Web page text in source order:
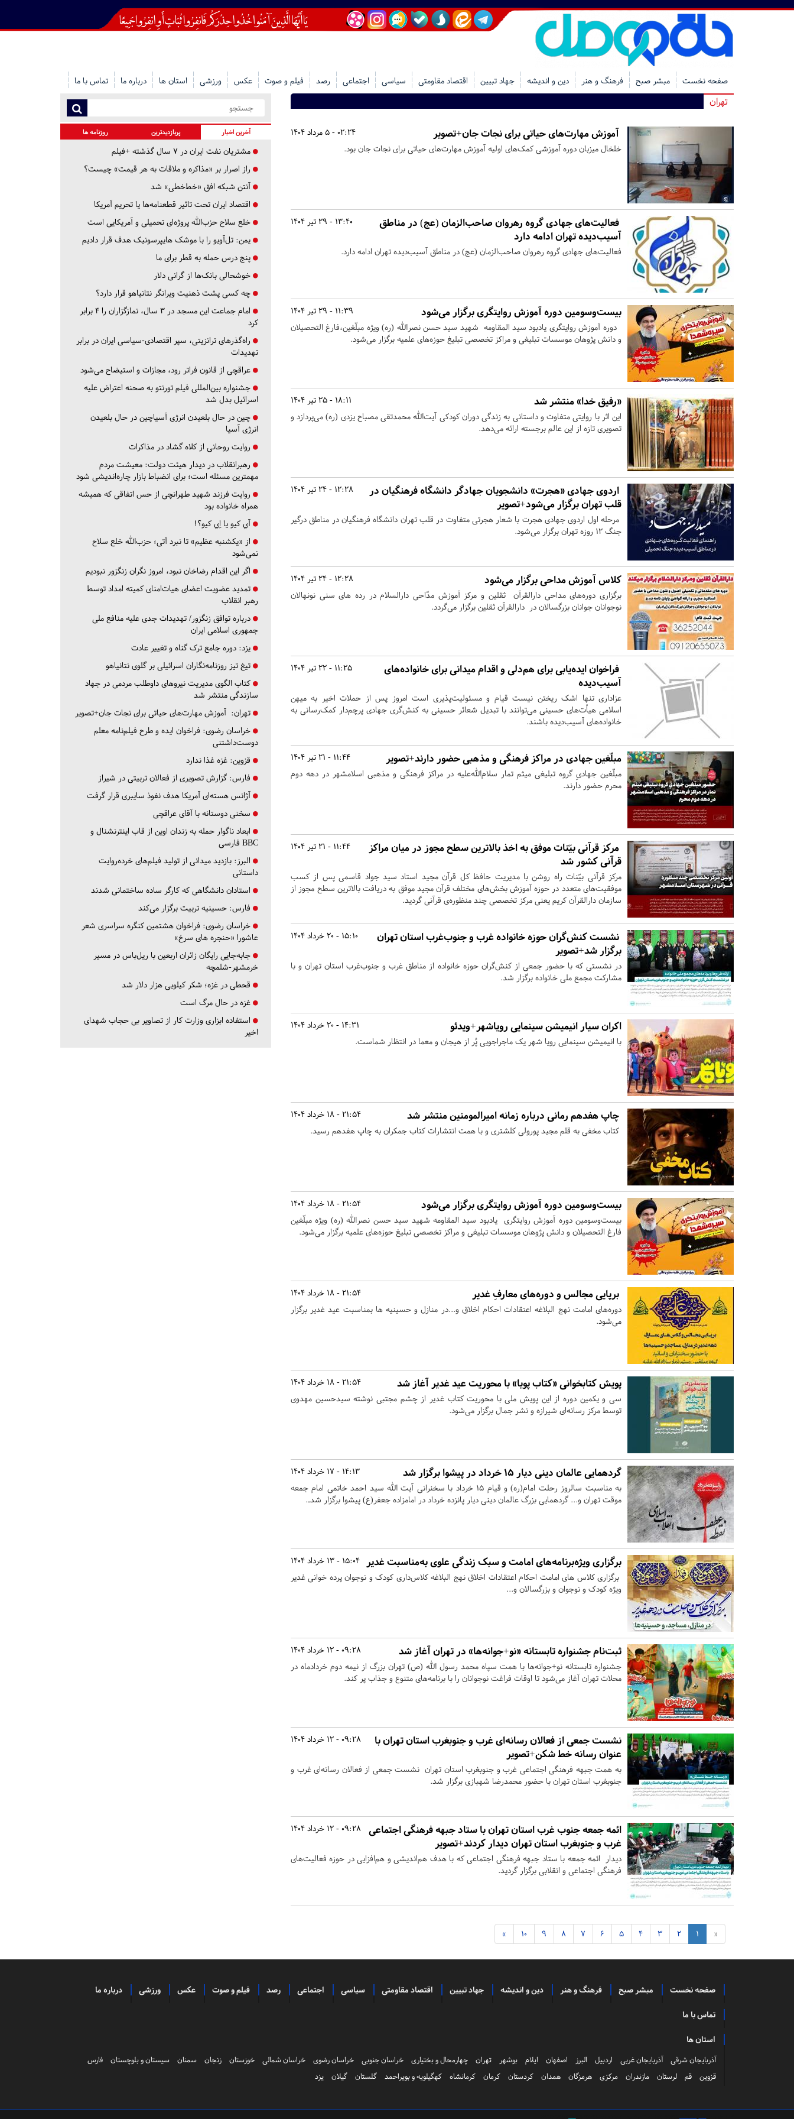
صفحه نخست مبشر صبح فرهنگ و هنر دین و اندیشه جهاد تبیین اقتصاد مقاومتی سیاسی اجتماعی رصد فیلم و صوت عکس ورزشی استان ها درباره ما تماس با ما
تهران
02:24 - 5 مرداد 1404 آموزش مهارت‌های حیاتی برای نجات جان+تصویر
خلخال میزبان دوره آموزشی کمک‌های اولیه آموزش مهارت‌های حیاتی برای نجات جان بود.
13:40 - 29 تیر 1404
فعالیت‌های جهادی گروه رهروان صاحب‌الزمان (عج) در مناطق
آسیب‌دیده تهران ادامه دارد
فعالیت‌های جهادی گروه رهروان صاحب‌الزمان (عج) در مناطق آسیب‌دیده تهران ادامه دارد.
11:39 - 29 تیر 1404 بیست‌وسومین دوره آموزش روایتگری برگزار می‌شود
دوره آموزش روایتگری یادبود سید المقاومه شهید سید حسن نصرالله (ره) ویژه مبلّغین،فارغ التحصیلان
و دانش پژوهان موسسات تبلیغی و مراکز تخصصی تبلیغ حوزه‌های علمیه برگزار می‌شود.
18:11 - 25 تیر 1404 «رفیق خدا» منتشر شد
این اثر با روایتی متفاوت و داستانی به زندگی دوران کودکی آیت‌الله محمدتقی مصباح یزدی (ره) می‌پردازد و
تصویری تازه از این عالم برجسته ارائه می‌دهد.
12:28 - 24 تیر 1404
اردوی جهادی «هجرت» دانشجویان جهادگر دانشگاه فرهنگیان در
قلب تهران برگزار می‌شود+تصویر
مرحله اول اردوی جهادی هجرت با شعار هجرتی متفاوت در قلب تهران دانشگاه فرهنگیان در مناطق درگیر
جنگ ۱۲ روزه تهران برگزار می‌شود.
12:28 - 24 تیر 1404 کلاس آموزش مداحی برگزار می‌شود
برگزاری دوره‌های مداحی دارالقرآن ثقلین و مرکز آموزش مدّاحی دارالسلام در رده های سنی نونهالان
نوجوانان جوانان بزرگسالان در دارالقرآن ثقلین برگزار می‌گردد.
11:25 - 22 تیر 1404
فراخوان ایده‌یابی برای هم‌دلی و اقدام میدانی برای خانواده‌های
آسیب‌دیده
عزاداری تنها اشک ریختن نیست قیام و مسئولیت‌پذیری است امروز پس از حملات اخیر به میهن
اسلامی هیأت‌های حسینی می‌توانند با تبدیل شعائر حسینی به کنش‌گری جهادی پرچم‌دار کمک‌رسانی به
خانواده‌های آسیب‌دیده باشند.
11:44 - 21 تیر 1404 مبلّغین جهادی در مراکز فرهنگی و مذهبی حضور دارند+تصویر
مبلّغین جهادیِ گروه تبلیغی میثم تمار سلام‌الله‌علیه در مراکز فرهنگی و مذهبی اسلامشهر در دهه دوم
محرم حضور دارند.
11:44 - 21 تیر 1404
مرکز قرآنی بیّنات موفق به اخذ بالاترین سطح مجوز در میان مراکز
قرآنی کشور شد
مرکز قرآنی بیّنات راه روشن با مدیریت حافظ کل قرآن مجید استاد سید جواد قاسمی پس از کسب
موفقیت‌های متعدد در حوزه آموزش بخش‌های مختلف قرآن مجید موفق به دریافت بالاترین سطح مجوز از
سازمان دارالقرآن کریم یعنی مرکز تخصصی چند منظوره‌ی قرآنی گردید.
15:10 - 20 خرداد 1404
نشست کنش‌گران حوزه خانواده غرب و جنوب‌غرب استان تهران
برگزار شد+تصویر
در نشستی که با حضور جمعی از کنش‌گران حوزه خانواده از مناطق غرب و جنوب‌غرب استان تهران و با
مشارکت مجمع ملی خانواده برگزار شد.
14:31 - 20 خرداد 1404 اکران سیار انیمیشن سینمایی رویاشهر+ویدئو
با انیمیشن سینمایی رویا شهر یک ماجراجویی پُر از هیجان و معما در انتظار شماست.
21:54 - 18 خرداد 1404 چاپ هفدهم رمانی درباره زمانه امیرالمومنین منتشر شد
کتاب مخفی به قلم مجید پورولی کلشتری و با همت انتشارات کتاب جمکران به چاپ هفدهم رسید.
21:54 - 18 خرداد 1404 بیست‌وسومین دوره آموزش روایتگری برگزار می‌شود
بیست‌وسومین دوره آموزش روایتگری یادبود سید المقاومه شهید سید حسن نصرالله (ره) ویژه مبلّغین
فارغ التحصیلان و دانش پژوهان موسسات تبلیغی و مراکز تخصصی تبلیغ حوزه‌های علمیه برگزار می‌شود.
21:54 - 18 خرداد 1404 برپایی مجالس و دوره‌های معارفِ غدیر
دوره‌های امامت نهج البلاغه اعتقادات احکام اخلاق و...در منازل و حسینیه ها بمناسبت عید غدیر برگزار
می‌شود.
21:54 - 18 خرداد 1404 پویش کتابخوانی «کتاب پویا» با محوریت عید غدیر آغاز شد
سی و یکمین دوره از این پویش ملی با محوریت کتاب غدیر از چشم مجتبی نوشته سیدحسین مهدوی
توسط مرکز رسانه‌ای شیرازه و نشر جمال برگزار می‌شود.
14:13 - 17 خرداد 1404 گردهمایی عالمان دینی دیار ۱۵ خرداد در پیشوا برگزار شد
به مناسبت سالروز رحلت امام(ره) و قیام ۱۵ خرداد با سخنرانی آیت الله سید احمد خاتمی امام جمعه
موقت تهران و... گردهمایی بزرگ عالمان دینی دیار پانزده خرداد در امامزاده جعفر(ع) پیشوا برگزار شدـ.
15:04 - 13 خرداد 1404 برگزاری ویژه‌برنامه‌های امامت و سبک زندگی علوی به‌مناسبت غدیر
برگزاری کلاس های امامت احکام اعتقادات اخلاق نهج البلاغه کلاس‌داری کودک و نوجوان پرده خوانی غدیر
ویژه کودک و نوجوان و بزرگسالان و...
09:28 - 12 خرداد 1404 ثبت‌نام جشنواره تابستانه «نو+جوانه‌ها» در تهران آغاز شد
جشنواره تابستانه نو+جوانه‌ها با همت سپاه محمد رسول الله (ص) تهران بزرگ از نیمه دوم خردادماه در
محلات تهران آغاز می‌شود تا اوقات فراغت نوجوانان را با برنامه‌های متنوع و جذاب پر کند.
09:28 - 12 خرداد 1404
نشست جمعی از فعالان رسانه‌ای غرب و جنوبغرب استان تهران با
عنوان رسانه خط شکن+تصویر
به همت جبهه فرهنگی‌ اجتماعی غرب و جنوبغرب استان تهران نشست جمعی از فعالان رسانه‌ای غرب و
جنوبغرب استان تهران با حضور محمدرضا شهبازی برگزار شد.
09:28 - 12 خرداد 1404
ائمه جمعه جنوب غرب استان تهران با ستاد جبهه فرهنگی اجتماعی
غرب و جنوبغرب استان تهران دیدار کردند+تصویر
دیدار ائمه جمعه با ستاد جبهه فرهنگی اجتماعی که با هدف هم‌اندیشی و هم‌افزایی در حوزه فعالیت‌های
فرهنگی اجتماعی و انقلابی برگزار گردید.
«
1
2
3
4
5
6
7
8
9
10
»
آخرین اخبار پربازدیدترین روزنامه ها
مشتریان نفت ایران در ۷ سال گذشته +فیلم
راز اصرار بر «مذاکره و ملاقات به هر قیمت» چیست؟
آنتن شبکه افق «خط‌خطی» شد
اقتصاد ایران تحت تاثیر قطعنامه‌ها یا تحریم‌ آمریکا
خلع سلاح حزب‌الله پروژه‌ای تحمیلی و آمریکایی است
یمن: تل‌آویو را با موشک هایپرسونیک هدف قرار دادیم
پنج درس‌ حمله به قطر برای ما
خوشحالی بانک‌ها از گرانی دلار
چه کسی پشت ذهنیت ویرانگر نتانیاهو قرار دارد؟
امام جماعت این مسجد در ۳ سال، نمازگزاران را ۴ برابر
کرد
راه‌گذرهای ترانزیتی، سپر اقتصادی-سیاسی ایران در برابر
تهدیدات
عراقچی از قانون فراتر رود، مجازات و استیضاح می‌شود
جشنواره بین‌المللی فیلم تورنتو به صحنه اعتراض علیه
اسرائیل بدل شد
چین در حال بلعیدن انرژی آسیاچین در حال بلعیدن
انرژی آسیا
روایت روحانی از کلاه گشاد در مذاکرات
رهبرانقلاب در دیدار هیئت دولت: معیشت مردم
مهمترین مسئله است؛ برای انضباط بازار چاره‌اندیشی شود
روایت فرزند شهید طهرانچی از حس اتفاقی که همیشه
همراه خانواده بود
آي كيو يا اِي كيو؟!
از «یکشنبه عظیم» تا نبرد آتی؛ حزب‌الله خلع سلاح
نمی‌شود
اگر این اقدام رضاخان نبود، امروز نگران زنگزور نبودیم
تمدید عضویت اعضای هیات‌امنای کمیته امداد توسط
رهبر انقلاب
درباره توافق زنگزور/ تهدیدات جدی علیه منافع ملی
جمهوری اسلامی ایران
یزد: دوره جامع ترک گناه و تغییر عادت
تیغ تیز روزنامه‌نگاران اسرائیلی بر گلوی نتانیاهو
کتاب الگوی مدیریت نیروهای داوطلب مردمی در جهاد
سازندگی منتشر شد
تهران: آموزش مهارت‌های حیاتی برای نجات جان+تصویر
خراسان رضوی: فراخوان ایده و طرح فیلم‌نامه معلم
دوست‌داشتنی
قزوین: غزه غذا ندارد
فارس: گزارش تصویری از فعالان تربیتی در شیراز
آژانس هسته‌ای آمریکا هدف نفوذ سایبری قرار گرفت
سخنی دوستانه با آقای عراقچی
ابعاد ناگوار حمله به زندان اوین از قاب اینترنشنال و
BBC فارسی
البرز: بازدید میدانی از تولید فیلم‌های خرده‌روایت
داستانی
استادان دانشگاهی که کارگر ساده ساختمانی شدند
فارس: حسینیه تربیت برگزار می‌کند
خراسان رضوی: فراخوان هشتمین کنگره سراسری شعر
عاشورا «حنجره های سرخ»
جابه‌جایی رایگان زائران اربعین با ریل‌باس در مسیر
خرمشهر-شلمچه
قحطی در غزه؛ شکر کیلویی هزار دلار شد
غزه در حال مرگ است
استفاده ابزاری وزارت کار از تصاویر بی حجاب شهدای
اخیر
صفحه نخست مبشر صبح فرهنگ و هنر دین و اندیشه جهاد تبیین اقتصاد مقاومتی سیاسی اجتماعی رصد فیلم و صوت عکس ورزشی درباره ما
تماس با ما
استان ها
آذربایجان شرقی آذربایجان غربی اردبیل البرز اصفهان ایلام بوشهر تهران چهارمحال و بختیاری خراسان جنوبی خراسان رضوی خراسان شمالی خوزستان زنجان سمنان سیستان و بلوچستان
فارس
قزوین
قم لرستان مازندران مرکزی هرمزگان همدان کردستان کرمان کرمانشاه کهگیلویه و بویراحمد گلستان گیلان یزد